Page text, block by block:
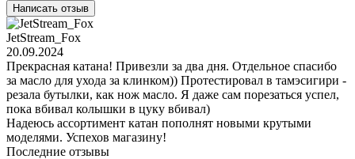
Написать отзыв
JetStream_Fox
20.09.2024
Прекрасная катана! Привезли за два дня. Отдельное спасибо
за масло для ухода за клинком)) Протестировал в тамэсигири -
резала бутылки, как нож масло. Я даже сам порезаться успел,
пока вбивал колышки в цуку вбивал)
Надеюсь ассортимент катан пополнят новыми крутыми
моделями. Успехов магазину!
Последние отзывы